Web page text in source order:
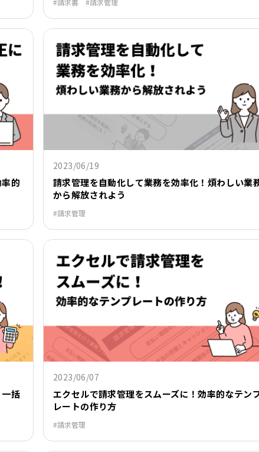
的
2023/06/19
請求管理を自動化して業務を効率化！煩わしい業
から解放されよう
請求管理
括
2023/06/07
エクセルで請求管理をスムーズに！効率的なテン
レートの作り方
請求管理